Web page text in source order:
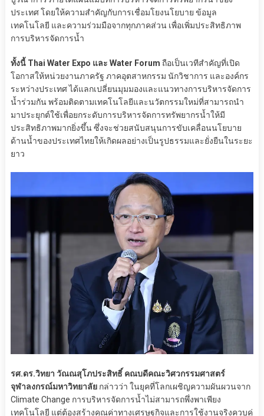
ประเทศ โดยให้ความสำคัญกับการเชื่อมโยงนโยบาย ข้อมูล
เทคโนโลยี และความร่วมมือจากทุกภาคส่วน เพื่อเพิ่มประสิทธิภาพ
การบริหารจัดการน้ำ
ทั้งนี้ Thai Water Expo และ Water Forum ถือเป็นเวทีสำคัญที่เปิด
โอกาสให้หน่วยงานภาครัฐ ภาคอุตสาหกรรม นักวิชาการ และองค์กร
ระหว่างประเทศ ได้แลกเปลี่ยนมุมมองและแนวทางการบริหารจัดการ
น้ำร่วมกัน พร้อมติดตามเทคโนโลยีและนวัตกรรมใหม่ที่สามารถนำ
มาประยุกต์ใช้เพื่อยกระดับการบริหารจัดการทรัพยากรน้ำให้มี
ประสิทธิภาพมากยิ่งขึ้น ซึ่งจะช่วยสนับสนุนการขับเคลื่อนนโยบาย
ด้านน้ำของประเทศไทยให้เกิดผลอย่างเป็นรูปธรรมและยั่งยืนในระยะ
ยาว
รศ.ดร.วิทยา วัณณสุโภประสิทธิ์ คณบดีคณะวิศวกรรมศาสตร์
จุฬาลงกรณ์มหาวิทยาลัย กล่าวว่า ในยุคที่โลกเผชิญความผันผวนจาก
Climate Change การบริหารจัดการน้ำไม่สามารถพึ่งพาเพียง
เทคโนโลยี แต่ต้องสร้างคุณค่าทางเศรษฐกิจและการใช้งานจริงควบคู่